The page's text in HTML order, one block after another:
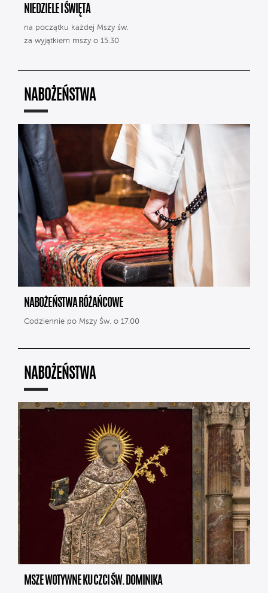
NIEDZIELE I ŚWIĘTA
na początku każdej Mszy św.
za wyjątkiem mszy o 15.30
NABOŻEŃSTWA
NABOŻEŃSTWA RÓŻAŃCOWE
Codziennie po Mszy Św. o 17.00
NABOŻEŃSTWA
MSZE WOTYWNE KU CZCI ŚW. DOMINIKA